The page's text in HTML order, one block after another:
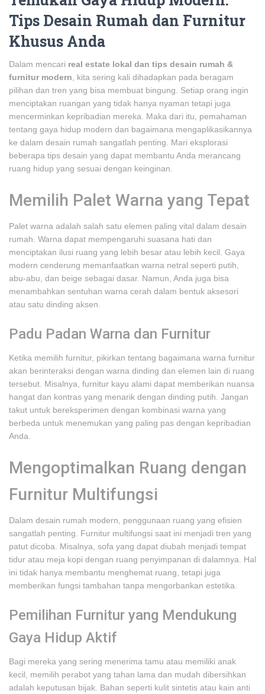
Tips Desain Rumah dan Furnitur
Khusus Anda
Dalam mencari real estate lokal dan tips desain rumah &
furnitur modern , kita sering kali dihadapkan pada beragam
pilihan dan tren yang bisa membuat bingung. Setiap orang ingin
menciptakan ruangan yang tidak hanya nyaman tetapi juga
mencerminkan kepribadian mereka. Maka dari itu, pemahaman
tentang gaya hidup modern dan bagaimana mengaplikasikannya
ke dalam desain rumah sangatlah penting. Mari eksplorasi
beberapa tips desain yang dapat membantu Anda merancang
ruang hidup yang sesuai dengan keinginan.
Memilih Palet Warna yang Tepat
Palet warna adalah salah satu elemen paling vital dalam desain
rumah. Warna dapat mempengaruhi suasana hati dan
menciptakan ilusi ruang yang lebih besar atau lebih kecil. Gaya
modern cenderung memanfaatkan warna netral seperti putih,
abu-abu, dan beige sebagai dasar. Namun, Anda juga bisa
menambahkan sentuhan warna cerah dalam bentuk aksesori
atau satu dinding aksen.
Padu Padan Warna dan Furnitur
Ketika memilih furnitur, pikirkan tentang bagaimana warna furnitur
akan berinteraksi dengan warna dinding dan elemen lain di ruang
tersebut. Misalnya, furnitur kayu alami dapat memberikan nuansa
hangat dan kontras yang menarik dengan dinding putih. Jangan
takut untuk bereksperimen dengan kombinasi warna yang
berbeda untuk menemukan yang paling pas dengan kepribadian
Anda.
Mengoptimalkan Ruang dengan
Furnitur Multifungsi
Dalam desain rumah modern, penggunaan ruang yang efisien
sangatlah penting. Furnitur multifungsi saat ini menjadi tren yang
patut dicoba. Misalnya, sofa yang dapat diubah menjadi tempat
tidur atau meja kopi dengan ruang penyimpanan di dalamnya. Hal
ini tidak hanya membantu menghemat ruang, tetapi juga
memberikan fungsi tambahan tanpa mengorbankan estetika.
Pemilihan Furnitur yang Mendukung
Gaya Hidup Aktif
Bagi mereka yang sering menerima tamu atau memiliki anak
kecil, memilih perabot yang tahan lama dan mudah dibersihkan
adalah keputusan bijak. Bahan seperti kulit sintetis atau kain anti